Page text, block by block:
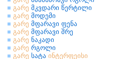
გარე მკვდარი წერტილი
გარე მოდემი
გარე მფარავი ფენა
გარე მფარავი შრე
გარე ნაკადი
გარე რგოლი
გარე სატა ინტერფეისი